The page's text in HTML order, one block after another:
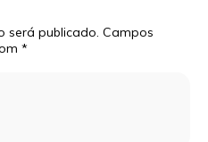
será publicado. Campos
*